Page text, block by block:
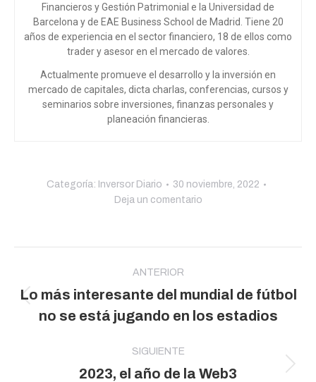
Financieros y Gestión Patrimonial e la Universidad de
Barcelona y de EAE Business School de Madrid. Tiene 20
años de experiencia en el sector financiero, 18 de ellos como
trader y asesor en el mercado de valores.
Actualmente promueve el desarrollo y la inversión en
mercado de capitales, dicta charlas, conferencias, cursos y
seminarios sobre inversiones, finanzas personales y
planeación financieras.
Categoría: Inversor Diario
30 noviembre, 2022
Deja un comentario
publicaciones
ANTERIOR
Publicación
anterior:
Lo más interesante del mundial de fútbol
no se está jugando en los estadios
SIGUIENTE
Publicación
2023, el año de la Web3